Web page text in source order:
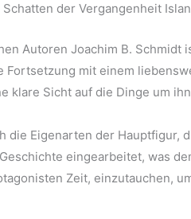
der Vergangenheit
Autoren Joachim B. Schmidt
Fortsetzung mit einem
klare Sicht auf die Dinge um
Eigenarten der Hauptfigur,
eingearbeitet, was
Zeit, einzutauchen,